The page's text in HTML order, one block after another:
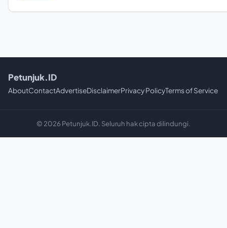
Petunjuk.ID
AboutContactAdvertiseDisclaimerPrivacy PolicyTerms of Service
© 2026 Petunjuk.ID. Seluruh hak cipta dilindungi.